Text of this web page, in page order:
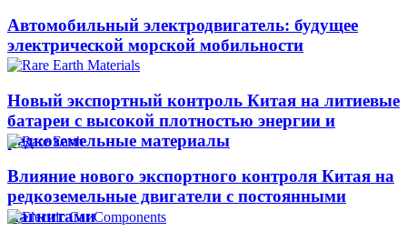
Автомобильный электродвигатель: будущее
электрической морской мобильности
Новый экспортный контроль Китая на литиевые
батареи с высокой плотностью энергии и
редкоземельные материалы
Влияние нового экспортного контроля Китая на
редкоземельные двигатели с постоянными
магнитами